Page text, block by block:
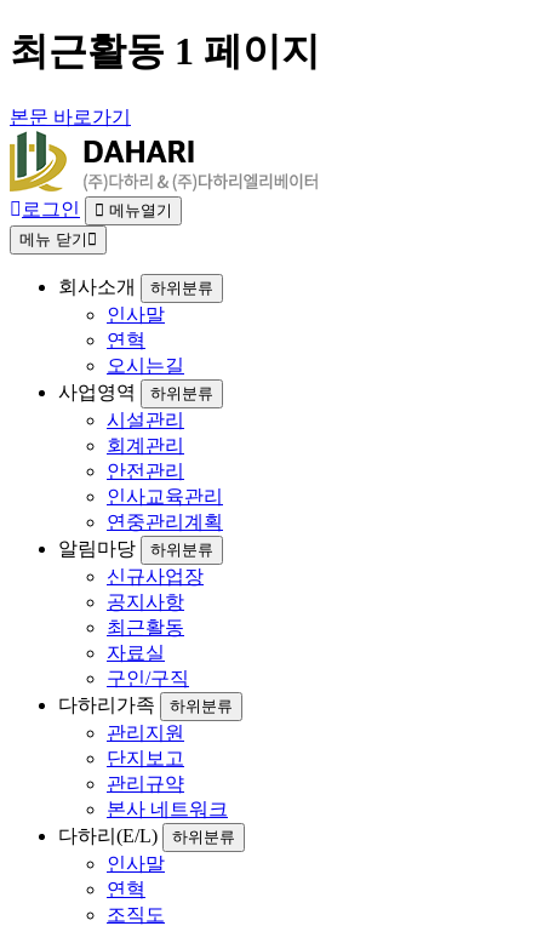
최근활동 1 페이지
본문 바로가기
로그인
메뉴열기
메뉴 닫기
회사소개 하위분류
인사말
연혁
오시는길
사업영역
하위분류
시설관리
회계관리
안전관리
인사교육관리
연중관리계획
알림마당
하위분류
신규사업장
공지사항
최근활동
자료실
구인/구직
다하리가족
하위분류
관리지원
단지보고
관리규약
본사 네트워크
다하리(E/L)
하위분류
인사말
연혁
조직도